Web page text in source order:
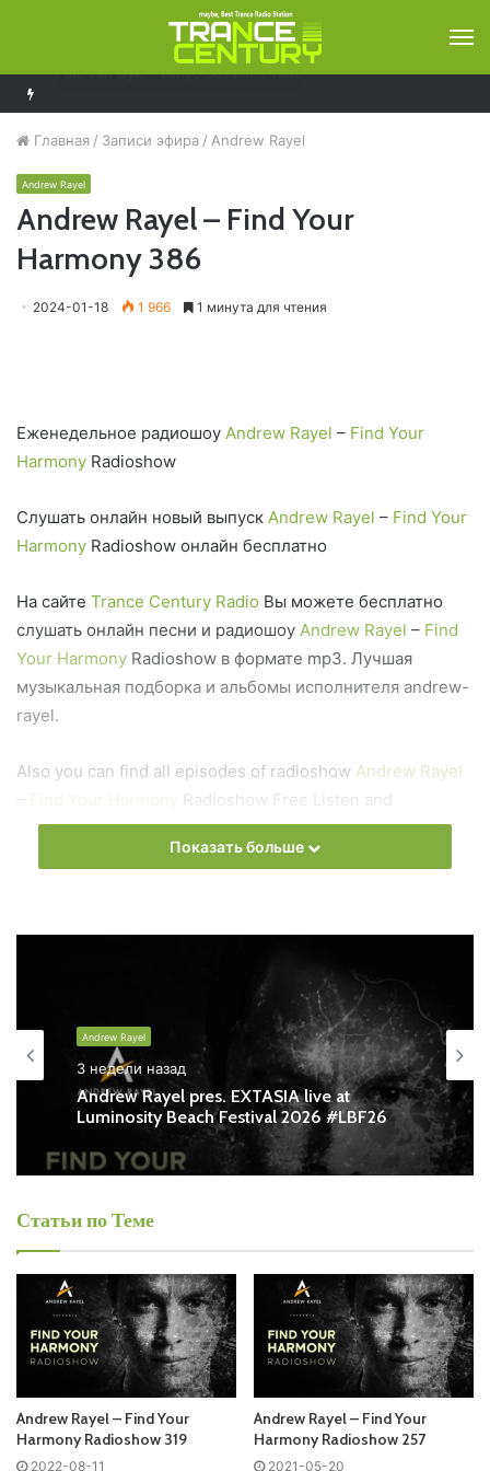
Главная / Записи эфира / Andrew Rayel
Andrew Rayel
Andrew Rayel – Find Your
Harmony 386
2024-01-18 1 966 1 минута для чтения
Еженедельное радиошоу Andrew Rayel – Find Your
Harmony Radioshow
Слушать онлайн новый выпуск Andrew Rayel – Find Your
Harmony Radioshow онлайн бесплатно
На сайте Trance Century Radio Вы можете бесплатно
слушать онлайн песни и радиошоу Andrew Rayel – Find
Your Harmony Radioshow в формате mp3. Лучшая
музыкальная подборка и альбомы исполнителя andrew-
rayel.
Also you can find all episodes of radioshow Andrew Rayel
– Find Your Harmony
Radioshow Free Listen and
Download MP3
Andrew Rayel - Find Your Harmony
Запись выпусков
Слушай и добавляй плейлист VK:
Tracklist:
LIGHT SIDE TRACK
01. Titus1 – Fear /Deeper Harmonies/
02. THE HIDD3NS & Michael Ra – Takhatum /Deeper
Harmonies/
03.Armin van Buurenfeat. Wrabel – Feel Again (anamē
Показать больше
Andrew Rayel
3 недели назад
Andrew Rayel pres. EXTASIA live at
Luminosity Beach Festival 2026 #LBF26
Статьи по Теме
Andrew Rayel – Find Your
Harmony Radioshow 319
2022-08-11
Andrew Rayel – Find Your
Harmony Radioshow 257
2021-05-20